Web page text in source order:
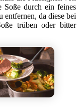
Soße durch ein feines
entfernen, da diese bei
trüben oder bitter